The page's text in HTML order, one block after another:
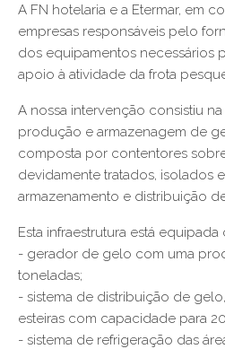
A FN hotelaria e a Etermar, em
empresas responsáveis pelo
dos equipamentos necessários
apoio à atividade da frota
A nossa intervenção consistiu
produção e armazenagem de
composta por contentores
devidamente tratados, isolados
armazenamento e distribuição
Esta infraestrutura está equipada
- gerador de gelo com uma
toneladas;
- sistema de distribuição de
esteiras com capacidade para
- sistema de refrigeração das